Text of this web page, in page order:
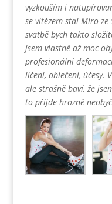
vyzkouším i
se vítězem stal Miro ze
svatbě bych takto
jsem vlastně až moc
profesionální
líčení, oblečení, účesy.
ale strašně baví, že
to přijde hrozně